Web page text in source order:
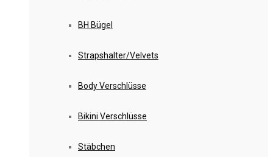
BH Bügel
Strapshalter/Velvets
Body Verschlüsse
Bikini Verschlüsse
Stäbchen